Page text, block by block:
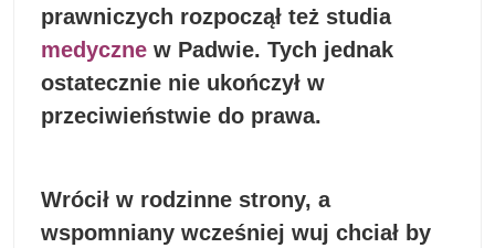
prawniczych rozpoczął też studia
medyczne w Padwie. Tych jednak
ostatecznie nie ukończył w
przeciwieństwie do prawa.
Wrócił w rodzinne strony, a
wspomniany wcześniej wuj chciał by